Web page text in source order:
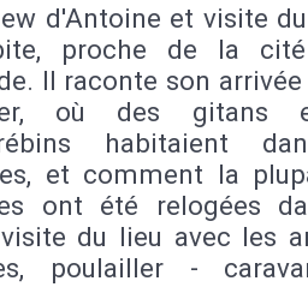
d'Antoine et visite
proche de la
Il raconte son
où des gitans
habitaient
et comment la
ont été relogées
du lieu avec les
poulailler -